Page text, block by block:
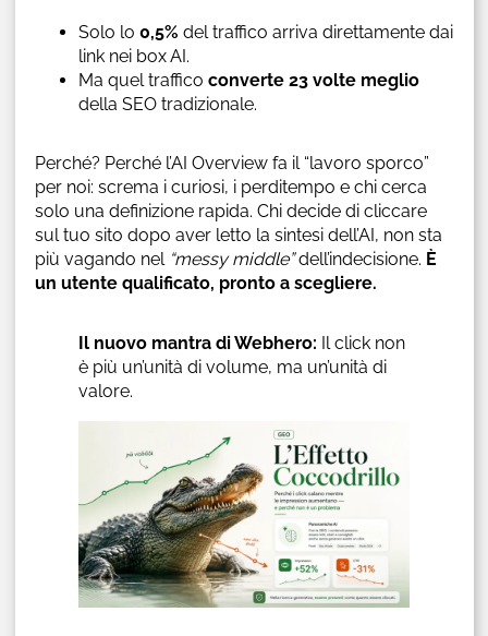
Solo lo 0,5% del traffico arriva direttamente dai
link nei box AI.
Ma quel traffico converte 23 volte meglio
della SEO tradizionale.
Perché? Perché l’AI Overview fa il “lavoro sporco”
per noi: screma i curiosi, i perditempo e chi cerca
solo una definizione rapida. Chi decide di cliccare
sul tuo sito dopo aver letto la sintesi dell’AI, non sta
più vagando nel “messy middle”dell’indecisione. È
un utente qualificato, pronto a scegliere.
Il nuovo mantra di Webhero: Il click non
è più un’unità di volume, ma un’unità di
valore.